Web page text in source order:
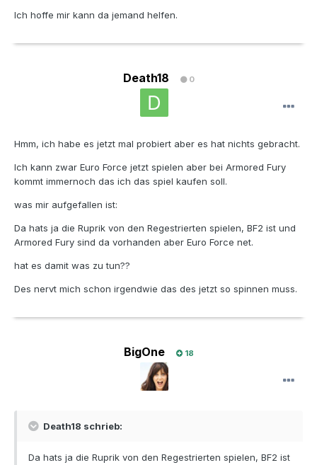
Ich hoffe mir kann da jemand helfen.
Death18 0
Hmm, ich habe es jetzt mal probiert aber es hat nichts gebracht.
Ich kann zwar Euro Force jetzt spielen aber bei Armored Fury
kommt immernoch das ich das spiel kaufen soll.
was mir aufgefallen ist:
Da hats ja die Ruprik von den Regestrierten spielen, BF2 ist und
Armored Fury sind da vorhanden aber Euro Force net.
hat es damit was zu tun??
Des nervt mich schon irgendwie das des jetzt so spinnen muss.
BigOne 18
Death18 schrieb:
Da hats ja die Ruprik von den Regestrierten spielen, BF2 ist